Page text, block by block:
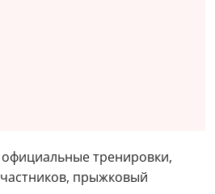
тренировки,
прыжковый